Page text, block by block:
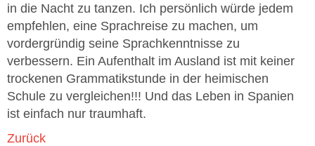
in die Nacht zu tanzen. Ich persönlich würde jedem
empfehlen, eine Sprachreise zu machen, um
vordergründig seine Sprachkenntnisse zu
verbessern. Ein Aufenthalt im Ausland ist mit keiner
trockenen Grammatikstunde in der heimischen
Schule zu vergleichen!!! Und das Leben in Spanien
ist einfach nur traumhaft.
Zurück